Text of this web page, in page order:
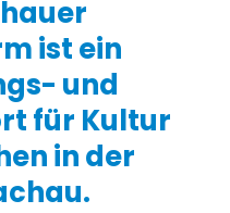
ist ein
und
für Kultur
in der